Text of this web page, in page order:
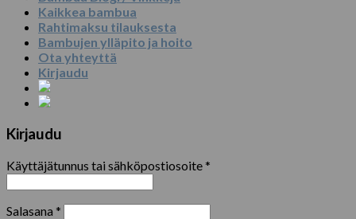
Kaikkea bambua
Rahtimaksu tilauksesta
Bambujen ylläpito ja hoito
Ota yhteyttä
Kirjaudu
Kirjaudu
Käyttäjätunnus tai sähköpostiosoite*
Salasana *